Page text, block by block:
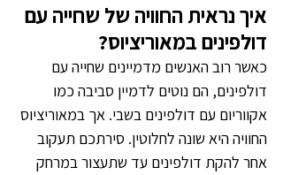
איך נראית החוויה של שחייה עם
דולפינים במאוריציוס?
כאשר רוב האנשים מדמיינים שחייה עם
דולפינים, הם נוטים לדמיין סביבה כמו
אקווריום עם דולפינים בשבי. אך במאוריציוס
החוויה היא שונה לחלוטין. סירתכם תעקוב
אחר להקת דולפינים עד שתעצור במרחק